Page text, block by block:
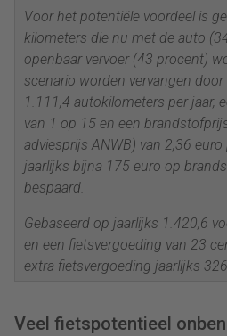
Voor het potentiële voordeel is
kilometers die nu met de auto
openbaar vervoer (43 procent)
scenario worden vervangen
1.111,4 autokilometers per jaar,
van 1 op 15 en een
adviesprijs ANWB) van 2,36
jaarlijks bijna 175 euro op
bespaard.
Gebaseerd op jaarlijks 1.420,6
en een fietsvergoeding van 23
extra fietsvergoeding jaarlijks
Veel fietspotentieel